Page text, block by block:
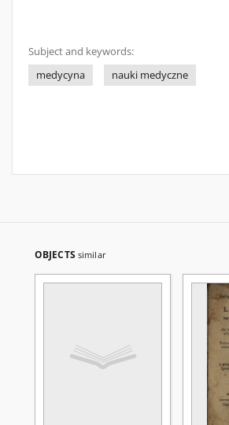
Subject and keywords:
medycyna
nauki medyczne
OBJECTS similar